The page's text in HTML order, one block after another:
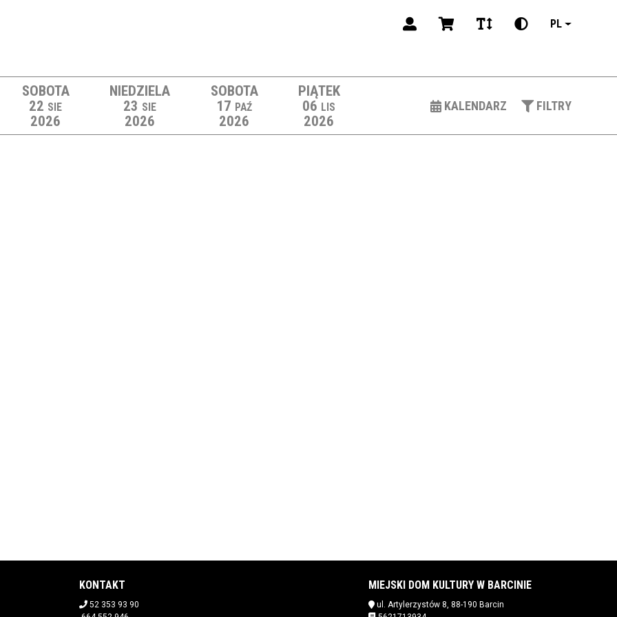
PL
SOBOTA
22 SIE
2026
NIEDZIELA
23 SIE
2026
SOBOTA
17 PAŹ
2026
PIĄTEK
06 LIS
2026
KALENDARZ FILTRY
KONTAKT
52 353 93 90
MIEJSKI DOM KULTURY W BARCINIE
ul. Artylerzystów 8, 88-190 Barcin